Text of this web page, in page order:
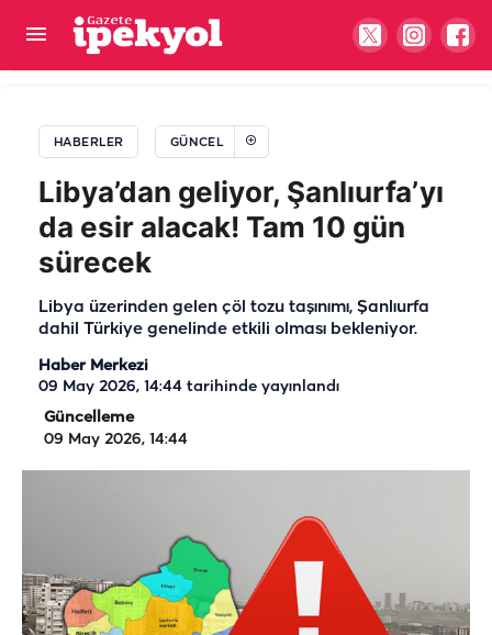
HABERLER GÜNCEL
Libya’dan geliyor, Şanlıurfa’yı
da esir alacak! Tam 10 gün
sürecek
Libya üzerinden gelen çöl tozu taşınımı, Şanlıurfa
dahil Türkiye genelinde etkili olması bekleniyor.
Haber Merkezi
09 May 2026, 14:44 tarihinde yayınlandı
Güncelleme
09 May 2026, 14:44
Biberlerden kaynaklanan salgın başladı: Ürünler